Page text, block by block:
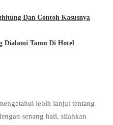
Dan Contoh Kasusnya
Dialami Tamu Di Hotel
lebih lanjut tentang
senang hati, silahkan